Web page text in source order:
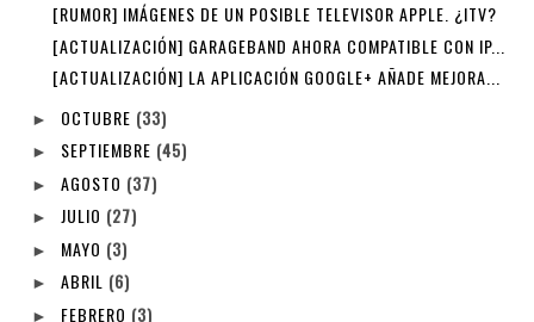
[RUMOR] IMÁGENES DE UN POSIBLE TELEVISOR APPLE. ¿ITV?
[ACTUALIZACIÓN] GARAGEBAND AHORA COMPATIBLE CON IP...
[ACTUALIZACIÓN] LA APLICACIÓN GOOGLE+ AÑADE MEJORA...
► OCTUBRE (33)
► SEPTIEMBRE (45)
► AGOSTO (37)
► JULIO (27)
► MAYO (3)
► ABRIL (6)
► FEBRERO (3)